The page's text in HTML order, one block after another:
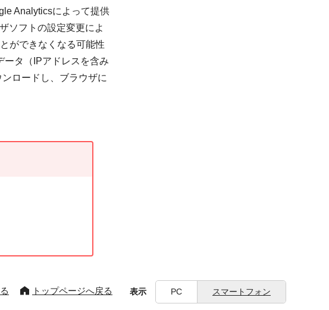
Analyticsによって提供
ソフトの設定変更によ
ができなくなる可能性
ータ（IPアドレスを含み
ロードし、ブラウザに
トップページへ戻る 表示 PC スマートフォン